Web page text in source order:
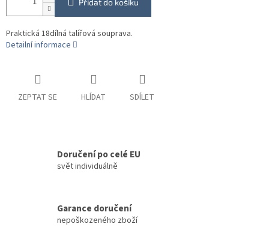
Přidat do košíku
Praktická 18dílná talířová souprava.
Detailní informace
ZEPTAT SE HLÍDAT SDÍLET
Doručení po celé EU
svět individuálně
Garance doručení
nepoškozeného zboží